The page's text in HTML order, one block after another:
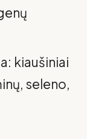
kiaušiniai
seleno,